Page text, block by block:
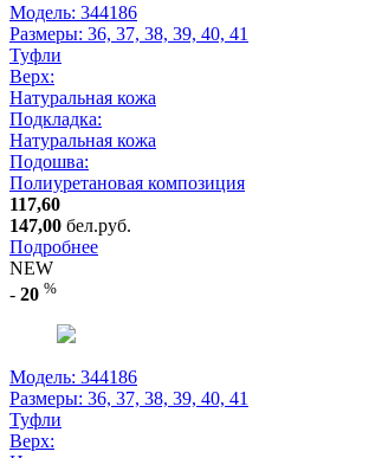
Модель: 344186
Размеры: 36, 37, 38, 39, 40, 41
Туфли
Верх:
Натуральная кожа
Подкладка:
Натуральная кожа
Подошва:
Полиуретановая композиция
117,60
147,00 бел.руб.
Подробнее
NEW
- 20 %
Модель: 344186
Размеры: 36, 37, 38, 39, 40, 41
Туфли
Верх: